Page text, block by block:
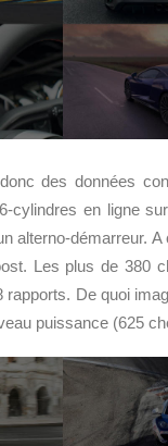
donc des données
cylindres en ligne
alterno-démarreur.
Les plus de 380
De quoi
puissance (625